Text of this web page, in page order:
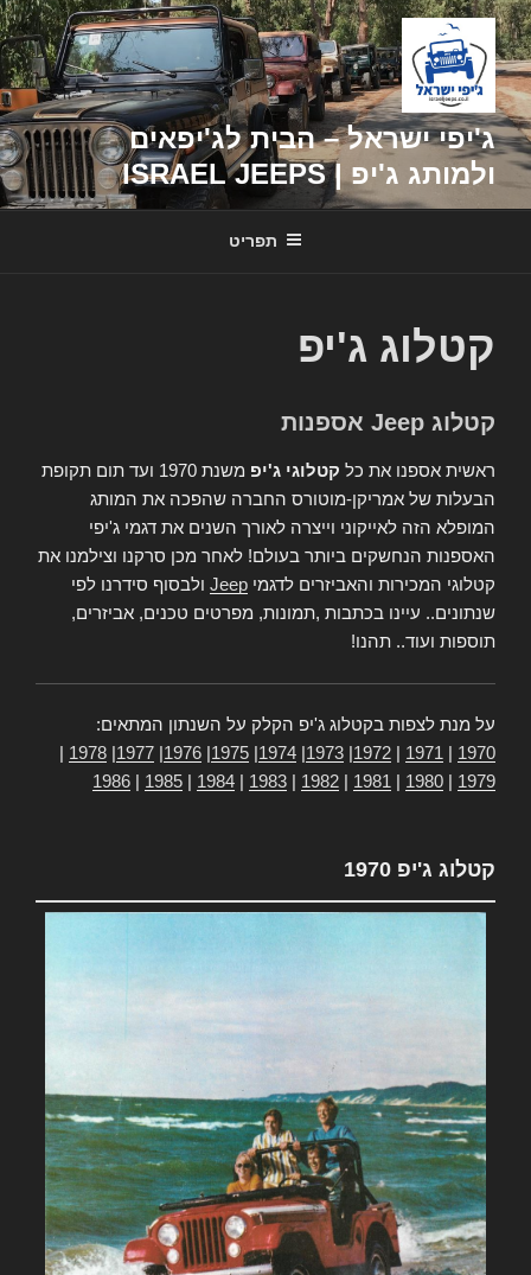
דילוג
לתוכן
ג'יפי ישראל – הבית לג'יפאים
ולמותג ג'יפ | ISRAEL JEEPS
תפריט
קטלוג ג'יפ
קטלוג Jeep אספנות
ראשית אספנו את כל קטלוגי ג'יפ
משנת 1970 ועד תום תקופת
הבעלות של אמריקן-מוטורס החברה שהפכה את המותג
המופלא הזה לאייקוני וייצרה לאורך השנים את דגמי ג'יפי
האספנות הנחשקים ביותר בעולם! לאחר מכן סרקנו וצילמנו את
קטלוגי המכירות והאביזרים לדגמי Jeep ולבסוף סידרנו לפי
שנתונים.. עיינו בכתבות ,תמונות, מפרטים טכנים, אביזרים,
תוספות ועוד.. תהנו!
על מנת לצפות בקטלוג ג'יפ הקלק על השנתון המתאים:
1970
1971
1972
1973
1974
1975
1976
1977
1978
1979
1980
1981
1982
1983
1984
1985
1986
קטלוג ג'יפ 1970